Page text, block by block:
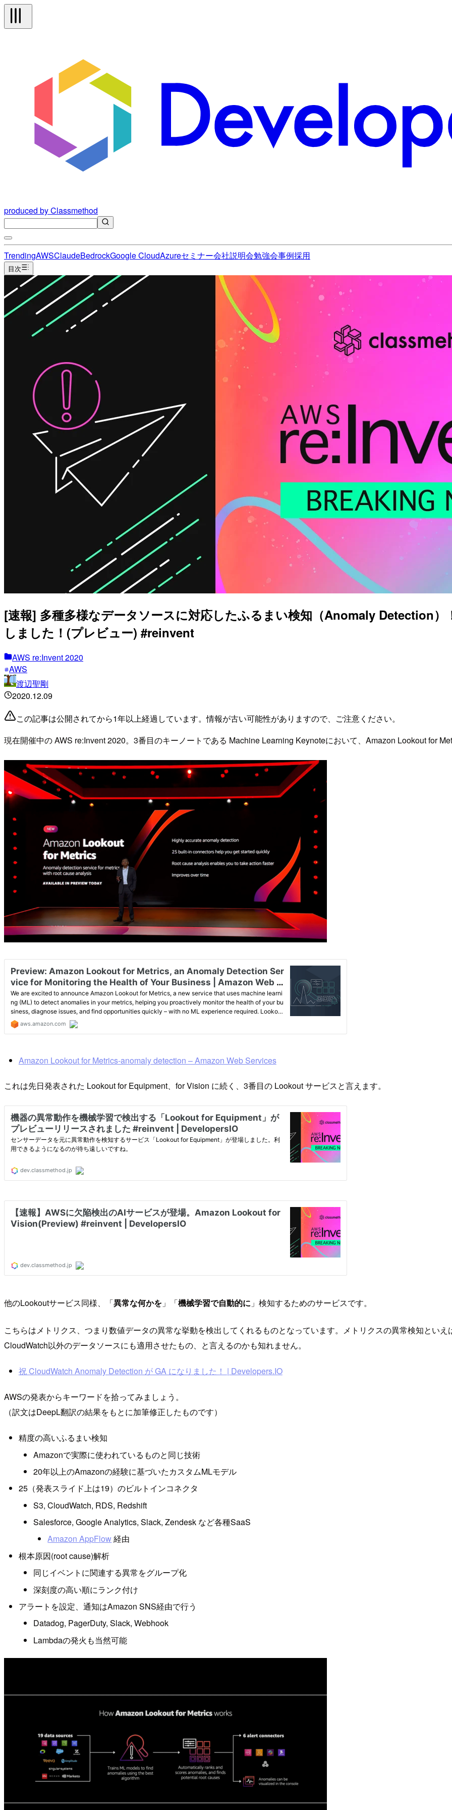
produced by Classmethod
TrendingAWSClaudeBedrockGoogle CloudAzureセミナー会社説明会勉強会事例採用
目次
[速報] 多種多様なデータソースに対応したふるまい検知（Anomaly Detection
しました！(プレビュー) #reinvent
AWS re:Invent 2020
AWS
渡辺聖剛
2020.12.09
この記事は公開されてから1年以上経過しています。情報が古い可能性がありますので、ご注意ください。
現在開催中の AWS re:Invent 2020。3番目のキーノートである Machine Learning Keynoteにおいて、Amazon Lookout for
Amazon Lookout for Metrics-anomaly detection – Amazon Web Services
これは先日発表された Lookout for Equipment、for Vision に続く、3番目の Lookout サービスと言えます。
他のLookoutサービス同様、「異常な何かを 」「機械学習で自動的に 」検知するためのサービスです。
こちらはメトリクス、つまり数値データの異常な挙動を検出してくれるものとなっています。メトリクスの異常検知とい
CloudWatch以外のデータソースにも適用させたもの、と言えるのかも知れません。
祝 CloudWatch Anomaly Detection が GA になりました！ | Developers.IO
AWSの発表からキーワードを拾ってみましょう。
（訳文はDeepL翻訳の結果をもとに加筆修正したものです）
精度の高いふるまい検知
Amazonで実際に使われているものと同じ技術
20年以上のAmazonの経験に基づいたカスタムMLモデル
25（発表スライド上は19）のビルトインコネクタ
S3, CloudWatch, RDS, Redshift
Salesforce, Google Analytics, Slack, Zendesk など各種SaaS
Amazon AppFlow経由
根本原因(root cause)解析
同じイベントに関連する異常をグループ化
深刻度の高い順にランク付け
アラートを設定、通知はAmazon SNS経由で行う
Datadog, PagerDuty, Slack, Webhook
Lambdaの発火も当然可能